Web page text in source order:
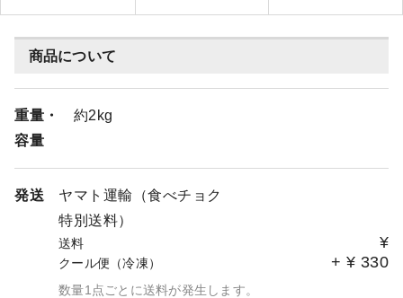
商品について
重量・
容量
約2kg
発送
ヤマト運輸（食べチョク
特別送料）
送料 ¥
クール便（冷凍） + ¥ 330
数量1点ごとに送料が発生します。